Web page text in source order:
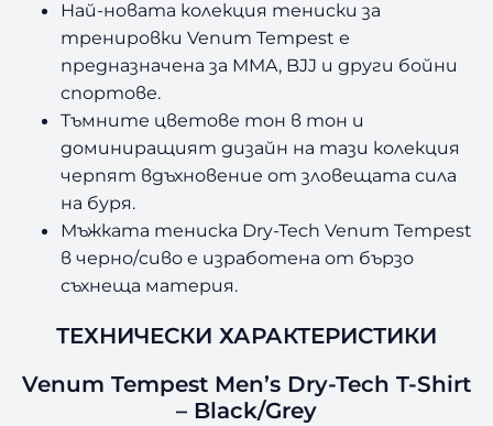
Най-новата колекция тениски за
тренировки Venum Tempest е
предназначена за MMA, BJJ и други бойни
спортове.
Тъмните цветове тон в тон и
доминиращият дизайн на тази колекция
черпят вдъхновение от зловещата сила
на буря.
Мъжката тениска Dry-Tech Venum Tempest
в черно/сиво е изработена от бързо
съхнеща материя.
ТЕХНИЧЕСКИ ХАРАКТЕРИСТИКИ
Venum Tempest Men’s Dry-Tech T-Shirt
– Black/Grey